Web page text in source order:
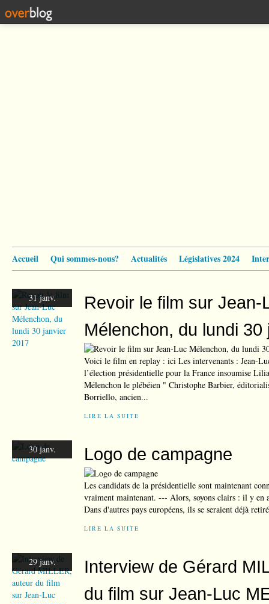
Accueil Qui sommes-nous? Actualités Législatives 2024
31 janv.
Revoir le film sur Jean-
Mélenchon, du lundi 30
Voici le film en replay : ici Les intervenants : Jean-
l’élection présidentielle pour la France insoumise
Mélenchon le plébéien " Christophe Barbier,
Borriello, ancien...
LIRE LA SUITE
30 janv. Logo de campagne
Les candidats de la présidentielle sont maintenant
vraiment maintenant. --- Alors, soyons clairs : il y en
Dans d'autres pays européens, ils se seraient déjà
LIRE LA SUITE
29 janv.
Interview de Gérard
du film sur Jean-Luc